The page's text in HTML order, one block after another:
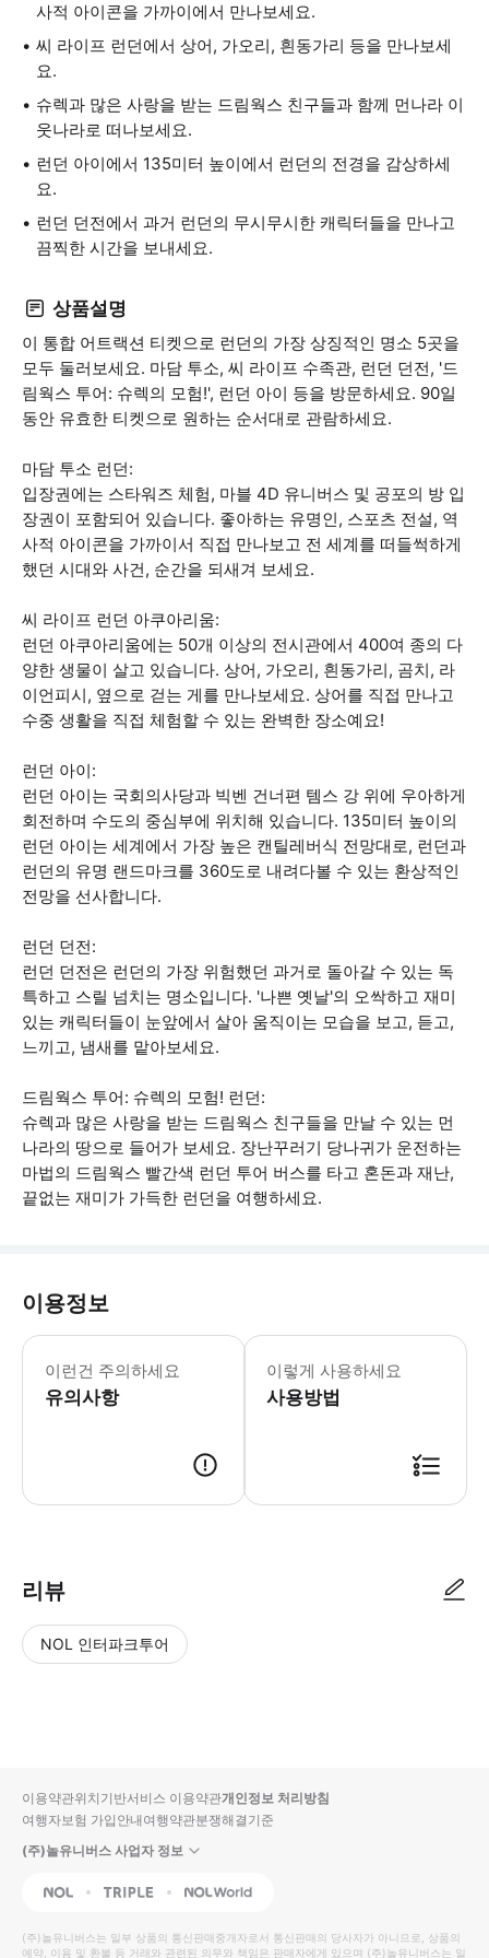
사적 아이콘을 가까이에서 만나보세요.
씨 라이프 런던에서 상어, 가오리, 흰동가리 등을 만나보세
요.
슈렉과 많은 사랑을 받는 드림웍스 친구들과 함께 먼나라 이
웃나라로 떠나보세요.
런던 아이에서 135미터 높이에서 런던의 전경을 감상하세
요.
런던 던전에서 과거 런던의 무시무시한 캐릭터들을 만나고
끔찍한 시간을 보내세요.
상품설명
이 통합 어트랙션 티켓으로 런던의 가장 상징적인 명소 5곳을
모두 둘러보세요. 마담 투소, 씨 라이프 수족관, 런던 던전, '드
림웍스 투어: 슈렉의 모험!', 런던 아이 등을 방문하세요. 90일
동안 유효한 티켓으로 원하는 순서대로 관람하세요.
마담 투소 런던:
입장권에는 스타워즈 체험, 마블 4D 유니버스 및 공포의 방 입
장권이 포함되어 있습니다. 좋아하는 유명인, 스포츠 전설, 역
사적 아이콘을 가까이서 직접 만나보고 전 세계를 떠들썩하게
했던 시대와 사건, 순간을 되새겨 보세요.
씨 라이프 런던 아쿠아리움:
런던 아쿠아리움에는 50개 이상의 전시관에서 400여 종의 다
양한 생물이 살고 있습니다. 상어, 가오리, 흰동가리, 곰치, 라
이언피시, 옆으로 걷는 게를 만나보세요. 상어를 직접 만나고
수중 생활을 직접 체험할 수 있는 완벽한 장소예요!
런던 아이:
런던 아이는 국회의사당과 빅벤 건너편 템스 강 위에 우아하게
회전하며 수도의 중심부에 위치해 있습니다. 135미터 높이의
런던 아이는 세계에서 가장 높은 캔틸레버식 전망대로, 런던과
런던의 유명 랜드마크를 360도로 내려다볼 수 있는 환상적인
전망을 선사합니다.
런던 던전:
런던 던전은 런던의 가장 위험했던 과거로 돌아갈 수 있는 독
특하고 스릴 넘치는 명소입니다. '나쁜 옛날'의 오싹하고 재미
있는 캐릭터들이 눈앞에서 살아 움직이는 모습을 보고, 듣고,
느끼고, 냄새를 맡아보세요.
드림웍스 투어: 슈렉의 모험! 런던:
슈렉과 많은 사랑을 받는 드림웍스 친구들을 만날 수 있는 먼
나라의 땅으로 들어가 보세요. 장난꾸러기 당나귀가 운전하는
마법의 드림웍스 빨간색 런던 투어 버스를 타고 혼돈과 재난,
끝없는 재미가 가득한 런던을 여행하세요.
이용정보
이런건 주의하세요
유의사항
• 런던 아이는 2026년 1월 5일부터
이렇게 사용하세요
사용방법
리뷰
NOL 인터파크투어
입니
다.
높
동
순
상
이용약관위치기반서비스 이용약관개인정보 처리방침
여행자보험 가입안내여행약관분쟁해결기준
(주)놀유니버스 사업자 정보
NOL Triple Interpark Global
(주)놀유니버스는 일부 상품의 통신판매중개자로서 통신판매의 당사자가 아니므로, 상품의
예약, 이용 및 환불 등 거래와 관련된 의무와 책임은 판매자에게 있으며 (주)놀유니버스는 일